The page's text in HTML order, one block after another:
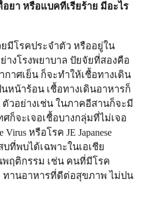
ยา หรือแบคทีเรียร้าย มีอะไร
มีโรคประจำตัว หรืออยู่ใน
างโรงพยาบาล ปัยจัยที่สองคือ
าศเย็น ก็จะทำให้เชื้อทางเดิน
หน้าร้อน เชื้อทางเดินอาหารก็
วอย่างเช่น ในภาคอีสานก็จะมี
ก็จะเจอเชื้อบางกลุ่มที่ไม่เจอ
Virus หรือโรค JE Japanese
ที่พบได้เฉพาะในเอเชีย
ฤติกรรม เช่น คนที่มีโรค
ทานอาหารที่ดีต่อสุขภาพ ไม่ปน